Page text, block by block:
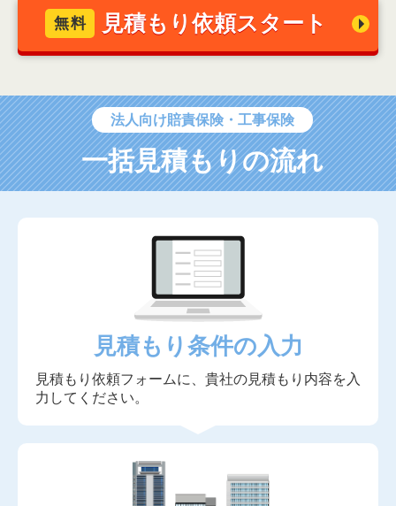
無料 見積もり依頼スタート
法人向け賠責保険・工事保険
一括見積もりの流れ
見積もり条件の入力
見積もり依頼フォームに、貴社の見積もり内容を入
力してください。